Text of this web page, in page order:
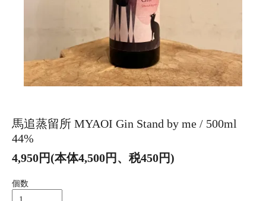
馬追蒸留所 MYAOI Gin Stand by me / 500ml
44%
4,950円(本体4,500円、税450円)
個数